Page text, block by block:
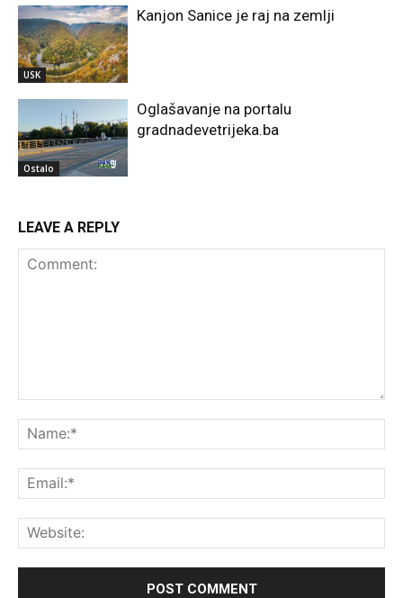
USK
Kanjon Sanice je raj na zemlji
Ostalo
Oglašavanje na portalu
gradnadevetrijeka.ba
LEAVE A REPLY